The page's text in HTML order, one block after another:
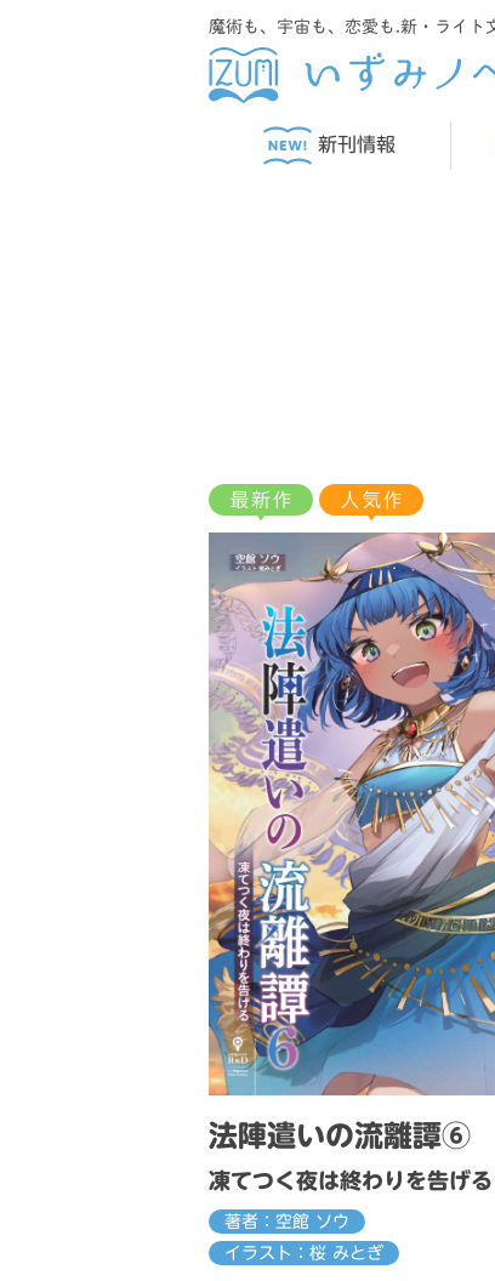
魔術も、宇宙も、恋愛も.新・ライト
新刊情報
法陣遣いの流離譚⑥
凍てつく夜は終わりを告げる
著者：空館 ソウ
イラスト：桜 みとぎ